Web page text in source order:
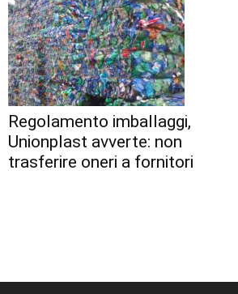
Regolamento imballaggi,
Unionplast avverte: non
trasferire oneri a fornitori